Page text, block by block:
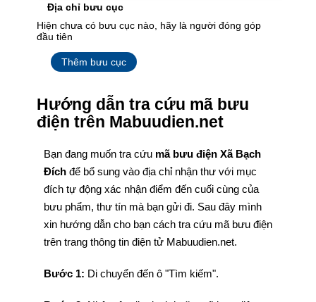
Địa chỉ bưu cục
Hiện chưa có bưu cục nào, hãy là người đóng góp
đầu tiên
Thêm bưu cục
Hướng dẫn tra cứu mã bưu
điện trên Mabuudien.net
Bạn đang muốn tra cứu mã bưu điện Xã Bạch
Đích để bổ sung vào địa chỉ nhận thư với mục
đích tự động xác nhận điểm đến cuối cùng của
bưu phẩm, thư tín mà bạn gửi đi. Sau đây mình
xin hướng dẫn cho bạn cách tra cứu mã bưu điện
trên trang thông tin điện tử Mabuudien.net.
Bước 1: Di chuyển đến ô "Tìm kiếm".